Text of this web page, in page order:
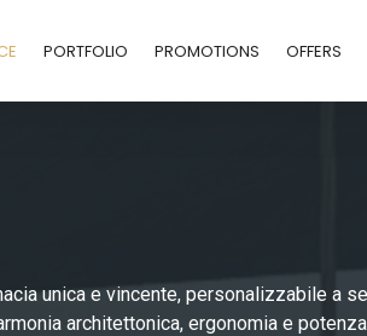
PORTFOLIO PROMOTIONS OFFERS
unica e vincente, personalizzabile a
architettonica, ergonomia e